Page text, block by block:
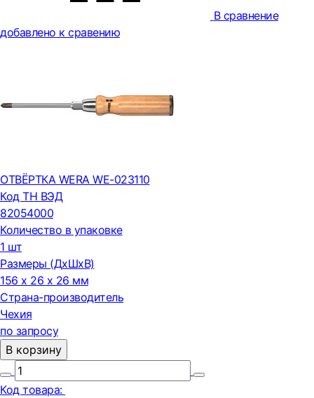
В сравнение
добавлено к сравению
ОТВЁРТКА WERA WE-023110
Код ТН ВЭД
82054000
Количество в упаковке
1 шт
Размеры (ДxШxВ)
156 x 26 x 26 мм
Страна-производитель
Чехия
по запросу
В корзину
Код товара: